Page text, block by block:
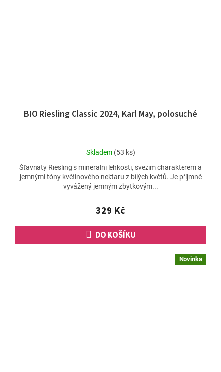
BIO Riesling Classic 2024, Karl May, polosuché
Průměrné
produktu
je
5,0
5
hvězdiček.
Skladem (53 ks)
329 Kč
DO KOŠÍKU
Šťavnatý Riesling s minerální lehkostí, svěžím charakterem a
jemnými tóny květinového nektaru z bílých květů. Je příjmně
vyvážený jemným zbytkovým...
Novinka